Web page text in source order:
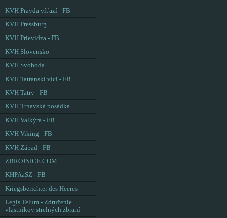
KVH Pravda víťazí - FB
KVH Pressburg
KVH Prievidza - FB
KVH Slovensko
KVH Svoboda
KVH Tatranskí vlci - FB
KVH Tatry - FB
KVH Trnavská posádka
KVH Valkýra - FB
KVH Viking - FB
KVH Západ - FB
ZBROJNICE.COM
KHPAaSZ - FB
Kriegsberichter des Heeres
Legis Telum - Združenie
vlastníkov strelných zbraní